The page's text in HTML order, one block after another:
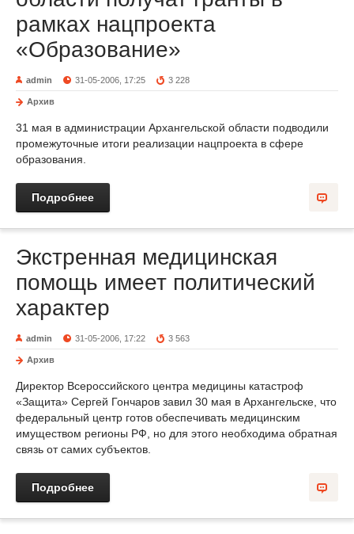
рамках нацпроекта
«Образование»
admin 31-05-2006, 17:25 3 228
Архив
31 мая в администрации Архангельской области подводили
промежуточные итоги реализации нацпроекта в сфере
образования.
Подробнее
Экстренная медицинская
помощь имеет политический
характер
admin 31-05-2006, 17:22 3 563
Архив
Директор Всероссийского центра медицины катастроф
«Защита» Сергей Гончаров завил 30 мая в Архангельске, что
федеральный центр готов обеспечивать медицинским
имуществом регионы РФ, но для этого необходима обратная
связь от самих субъектов.
Подробнее